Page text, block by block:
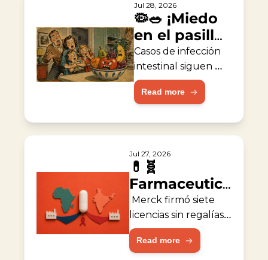
Jul 28, 2026
🦠🥗 ¡Miedo
en el pasillo
de
vegetales!
Casos de infección
intestinal siguen
aumentando los en
EE. UU.
Read more
Jul 27, 2026
💊🧬
Farmaceutica
acelera
acceso
global contra
VIH
Merck firmó siete
licencias sin regalías
para fabricantes de
África e India.
Read more